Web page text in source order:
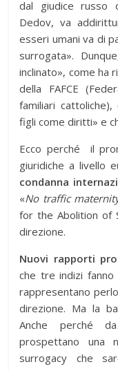
dal giudice russo
Dedov, va
esseri umani va di
surrogata».
inclinato», come ha
della FAFCE
familiari
figli come diritti» e
Ecco perché il
giuridiche a livello
condanna
«No traffic
for the Abolition of
direzione.
Nuovi rapporti
che tre indizi fanno
rappresentano
direzione. Ma la
Anche perché
prospettano una
surrogacy che